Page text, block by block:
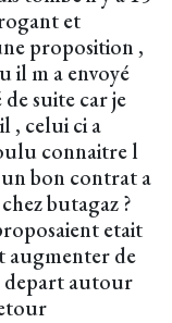
et
proposition ,
il m a envoyé
suite car je
, celui ci a
connaitre l
bon contrat a
butagaz ?
etait
augmenter de
depart autour